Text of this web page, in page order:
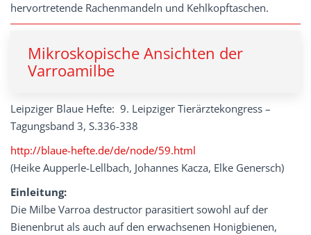
hervortretende Rachenmandeln und Kehlkopftaschen.
Mikroskopische Ansichten der
Varroamilbe
Leipziger Blaue Hefte: 9. Leipziger Tierärztekongress –
Tagungsband 3, S.336-338
http://blaue-hefte.de/de/node/59.html
(Heike Aupperle-Lellbach, Johannes Kacza, Elke Genersch)
Einleitung:
Die Milbe Varroa destructor parasitiert sowohl auf der
Bienenbrut als auch auf den erwachsenen Honigbienen,